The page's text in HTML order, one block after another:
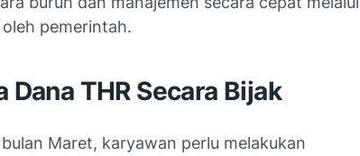
pemerintah.
THR Secara Bijak
Maret, karyawan perlu melakukan